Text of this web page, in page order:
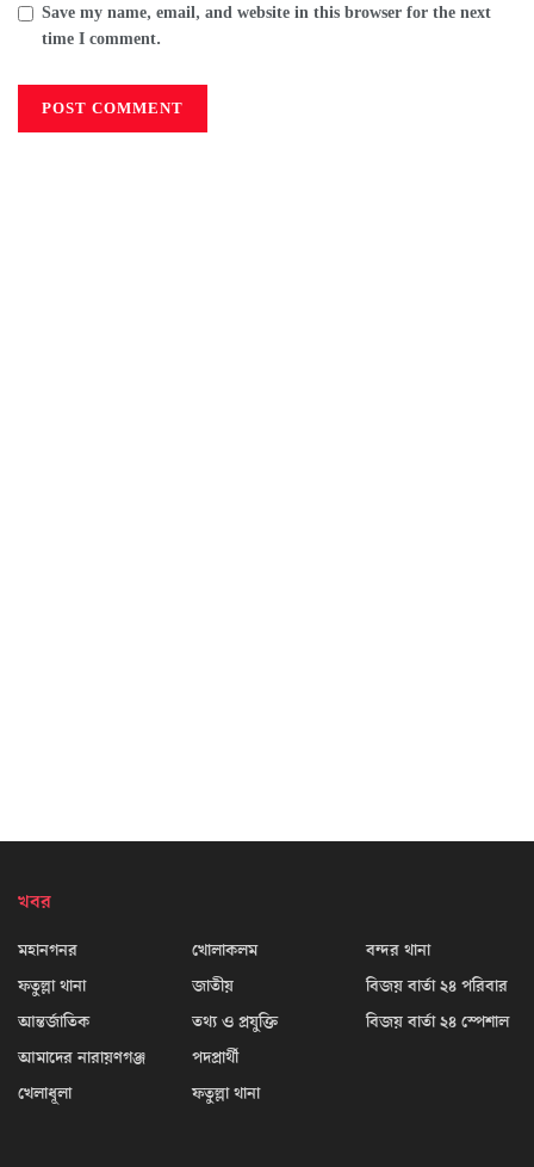
Save my name, email, and website in this browser for the next
time I comment.
খবর
মহানগনর
ফতুল্লা থানা
আন্তর্জাতিক
আমাদের নারায়ণগঞ্জ
খেলাধূলা
খোলাকলম
জাতীয়
তথ্য ও প্রযুক্তি
পদপ্রার্থী
ফতুল্লা থানা
বন্দর থানা
বিজয় বার্তা ২৪ পরিবার
বিজয় বার্তা ২৪ স্পেশাল